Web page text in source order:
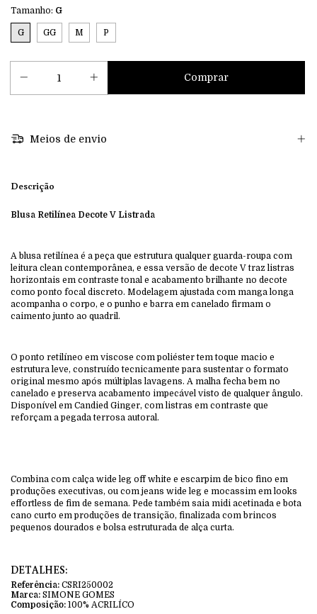
Tamanho: G
G GG M P
Meios de envio
Descrição
Blusa Retilínea Decote V Listrada
A blusa retilínea é a peça que estrutura qualquer guarda-roupa com
leitura clean contemporânea, e essa versão de decote V traz listras
horizontais em contraste tonal e acabamento brilhante no decote
como ponto focal discreto. Modelagem ajustada com manga longa
acompanha o corpo, e o punho e barra em canelado firmam o
caimento junto ao quadril.
O ponto retilíneo em viscose com poliéster tem toque macio e
estrutura leve, construído tecnicamente para sustentar o formato
original mesmo após múltiplas lavagens. A malha fecha bem no
canelado e preserva acabamento impecável visto de qualquer ângulo.
Disponível em Candied Ginger, com listras em contraste que
reforçam a pegada terrosa autoral.
Combina com calça wide leg off white e escarpim de bico fino em
produções executivas, ou com jeans wide leg e mocassim em looks
effortless de fim de semana. Pede também saia midi acetinada e bota
cano curto em produções de transição, finalizada com brincos
pequenos dourados e bolsa estruturada de alça curta.
DETALHES:
Referência: CSRI250002
Marca: SIMONE GOMES
Composição: 100% ACRILÍCO